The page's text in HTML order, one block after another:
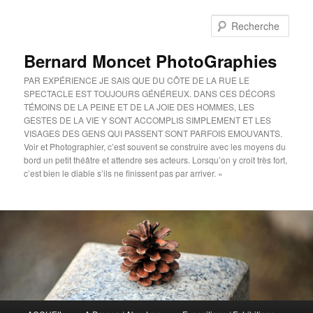
Bernard Moncet PhotoGraphies
PAR EXPÉRIENCE JE SAIS QUE DU CÔTE DE LA RUE LE
SPECTACLE EST TOUJOURS GÉNÉREUX. DANS CES DÉCORS
TÉMOINS DE LA PEINE ET DE LA JOIE DES HOMMES, LES
GESTES DE LA VIE Y SONT ACCOMPLIS SIMPLEMENT ET LES
VISAGES DES GENS QUI PASSENT SONT PARFOIS EMOUVANTS.
Voir et Photographier, c’est souvent se construire avec les moyens du
bord un petit théâtre et attendre ses acteurs. Lorsqu’on y croit très fort,
c’est bien le diable s’ils ne finissent pas par arriver. »